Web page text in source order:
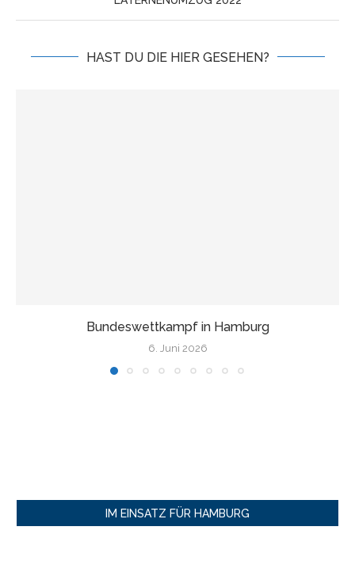
HAST DU DIE HIER GESEHEN?
Wir fahren nach Finnland!
17. Mai 2026
IM EINSATZ FÜR HAMBURG